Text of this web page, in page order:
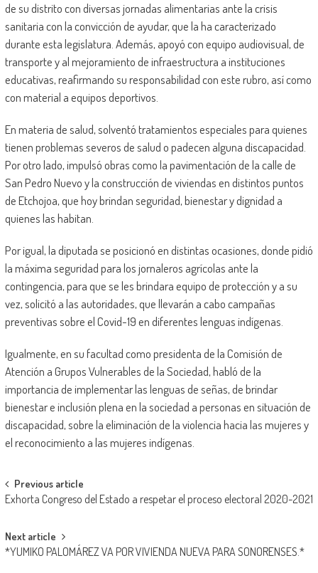
de su distrito con diversas jornadas alimentarias ante la crisis
sanitaria con la convicción de ayudar, que la ha caracterizado
durante esta legislatura. Además, apoyó con equipo audiovisual, de
transporte y al mejoramiento de infraestructura a instituciones
educativas, reafirmando su responsabilidad con este rubro, así como
con material a equipos deportivos.
En materia de salud, solventó tratamientos especiales para quienes
tienen problemas severos de salud o padecen alguna discapacidad.
Por otro lado, impulsó obras como la pavimentación de la calle de
San Pedro Nuevo y la construcción de viviendas en distintos puntos
de Etchojoa, que hoy brindan seguridad, bienestar y dignidad a
quienes las habitan.
Por igual, la diputada se posicionó en distintas ocasiones, donde pidió
la máxima seguridad para los jornaleros agrícolas ante la
contingencia, para que se les brindara equipo de protección y a su
vez, solicitó a las autoridades, que llevarán a cabo campañas
preventivas sobre el Covid-19 en diferentes lenguas indígenas.
Igualmente, en su facultad como presidenta de la Comisión de
Atención a Grupos Vulnerables de la Sociedad, habló de la
importancia de implementar las lenguas de señas, de brindar
bienestar e inclusión plena en la sociedad a personas en situación de
discapacidad, sobre la eliminación de la violencia hacia las mujeres y
el reconocimiento a las mujeres indígenas.
Post
navigation
Previous article
Exhorta Congreso del Estado a respetar el proceso electoral 2020-2021
Next article
*YUMIKO PALOMÁREZ VA POR VIVIENDA NUEVA PARA SONORENSES.*